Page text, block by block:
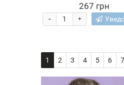
до 20 кг (IGR24)
267 грн
+
-
1 2 3 4 5 6 7